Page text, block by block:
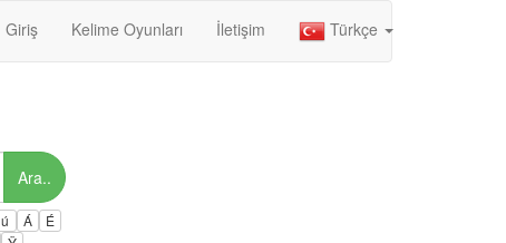
Giriş Kelime Oyunları İletişim Türkçe
Ara..
ú Á
É